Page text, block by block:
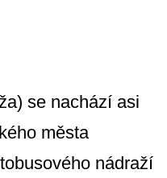
se nachází asi
města
nádraží